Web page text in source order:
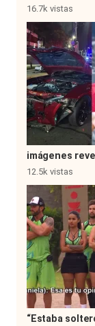
16.7k vistas
imágenes
12.5k vistas
“Estaba